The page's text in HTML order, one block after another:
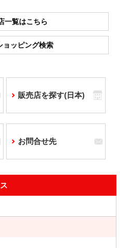
一覧はこちら
ッピング検索
販売店を探す(日本)
お問合せ先